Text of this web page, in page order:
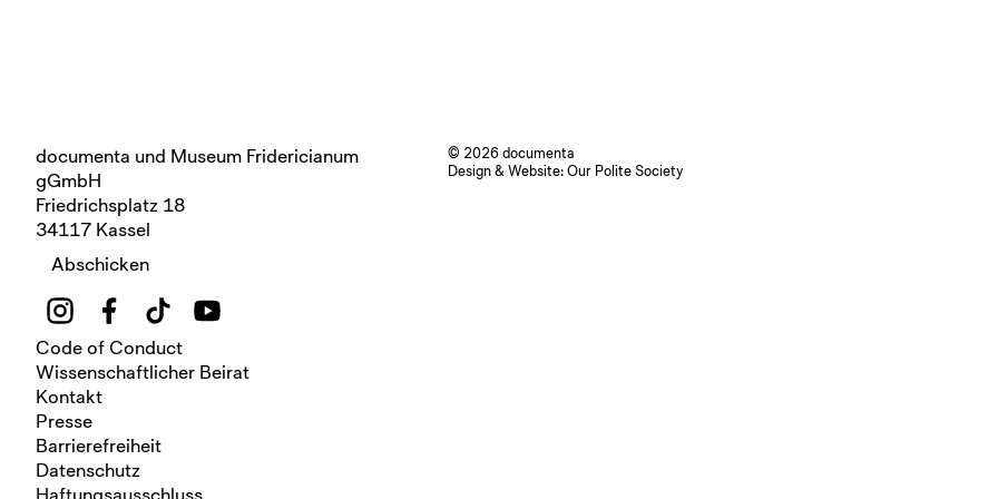
documenta und Museum Fridericianum
gGmbH
Friedrichsplatz 18
34117 Kassel
Abschicken
Code of Conduct
Wissenschaftlicher Beirat
Kontakt
Presse
Barrierefreiheit
Datenschutz
Haftungsausschluss
© 2026 documenta
Design & Website:Our Polite Society